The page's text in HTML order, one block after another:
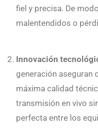
fiel y precisa. De
malentendidos o
Innovación
generación aseguran
máxima calidad
transmisión en vivo
perfecta entre los